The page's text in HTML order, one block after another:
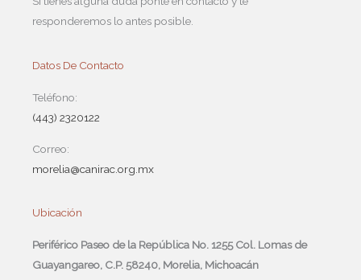
responderemos lo antes posible.
Datos De Contacto
Teléfono:
(443) 2320122
Correo:
morelia@canirac.org.mx
Ubicación
Periférico Paseo de la República No. 1255 Col. Lomas de
Guayangareo, C.P. 58240, Morelia, Michoacán